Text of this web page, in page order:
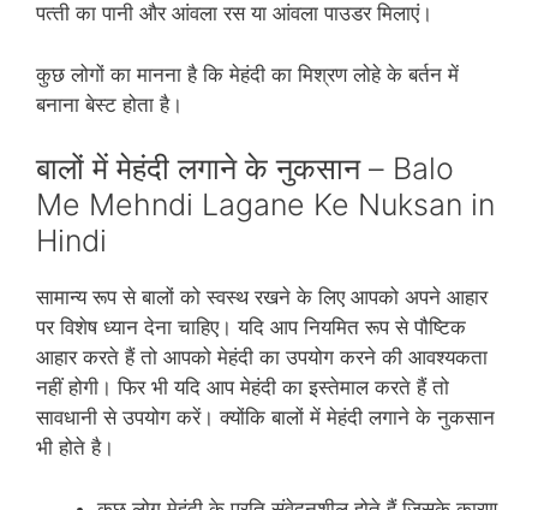
पत्‍ती का पानी और आंवला रस या आंवला पाउडर मिलाएं।
कुछ लोगों का मानना है कि मेहंदी का मिश्रण लोहे के बर्तन में
बनाना बेस्‍ट होता है।
बालों में मेहंदी लगाने के नुकसान – Balo
Me Mehndi Lagane Ke Nuksan in
Hindi
सामान्‍य रूप से बालों को स्‍वस्‍थ रखने के लिए आपको अपने आहार
पर विशेष ध्‍यान देना चाहिए। यदि आप नियमित रूप से पौष्टिक
आहार करते हैं तो आपको मेहंदी का उपयोग करने की आवश्‍यकता
नहीं होगी। फिर भी यदि आप मेहंदी का इस्‍तेमाल करते हैं तो
सावधानी से उपयोग करें। क्‍योंकि बालों में मेहंदी लगाने के नुकसान
भी होते है।